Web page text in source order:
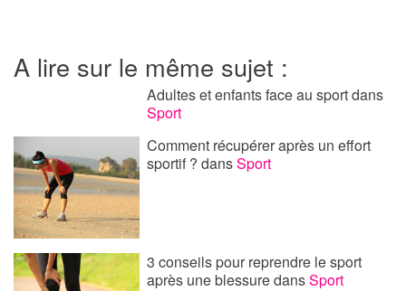
A lire sur le même sujet :
Adultes et enfants face au sportdans
Sport
Comment récupérer après un effort
sportif ?dansSport
3 conseils pour reprendre le sport
après une blessuredansSport